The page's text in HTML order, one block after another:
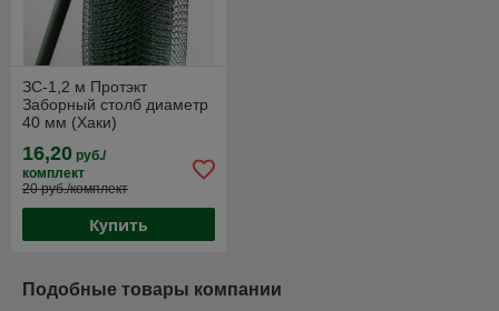
ЗС-1,2 м Протэкт
Заборный столб диаметр
40 мм (Хаки)
16,20 руб./
комплект
20 руб./комплект
Купить
Подобные товары компании